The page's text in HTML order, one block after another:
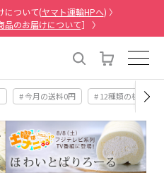
について(ヤマト運輸HPへ) 〉
品のお届けについて］ 〉
# 今月の送料0円 # 12種類の桃